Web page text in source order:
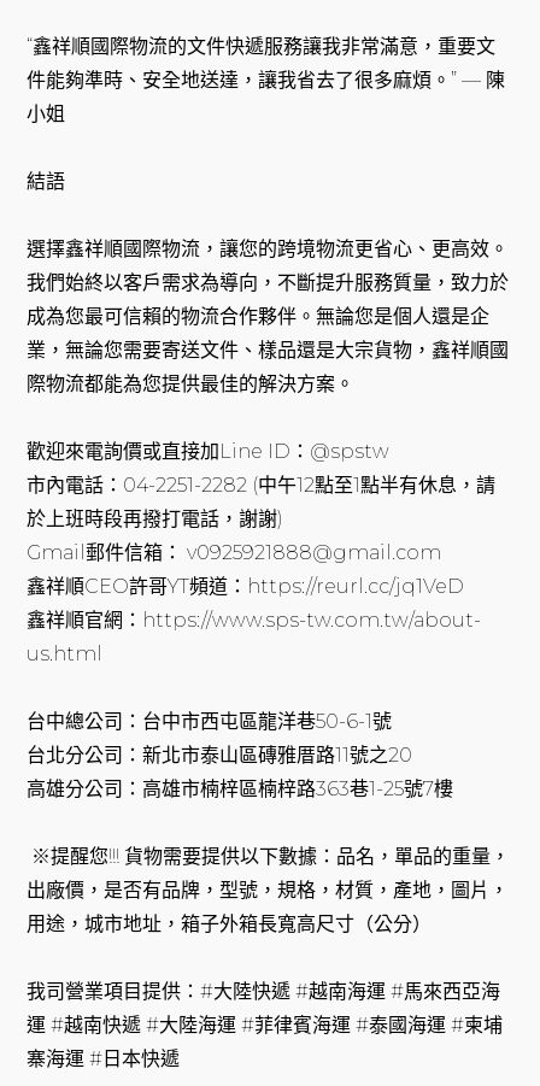
“鑫祥順國際物流的文件快遞服務讓我非常滿意，重要文
件能夠準時、安全地送達，讓我省去了很多麻煩。” — 陳
小姐
結語
選擇鑫祥順國際物流，讓您的跨境物流更省心、更高效。
我們始終以客戶需求為導向，不斷提升服務質量，致力於
成為您最可信賴的物流合作夥伴。無論您是個人還是企
業，無論您需要寄送文件、樣品還是大宗貨物，鑫祥順國
際物流都能為您提供最佳的解決方案。
歡迎來電詢價或直接加Line ID：@spstw
市內電話：04-2251-2282 (中午12點至1點半有休息，請
於上班時段再撥打電話，謝謝)
Gmail郵件信箱： v0925921888@gmail.com
鑫祥順CEO許哥YT頻道：https://reurl.cc/jq1VeD
鑫祥順官網：https://www.sps-tw.com.tw/about-
us.html
台中總公司：台中市西屯區龍洋巷50-6-1號
台北分公司：新北市泰山區磚雅厝路11號之20
高雄分公司：高雄市楠梓區楠梓路363巷1-25號7樓
※提醒您!!! 貨物需要提供以下數據：品名，單品的重量，
出廠價，是否有品牌，型號，規格，材質，產地，圖片，
用途，城市地址，箱子外箱長寬高尺寸（公分）
我司營業項目提供：#大陸快遞 #越南海運 #馬來西亞海
運 #越南快遞 #大陸海運 #菲律賓海運 #泰國海運 #柬埔
寨海運 #日本快遞